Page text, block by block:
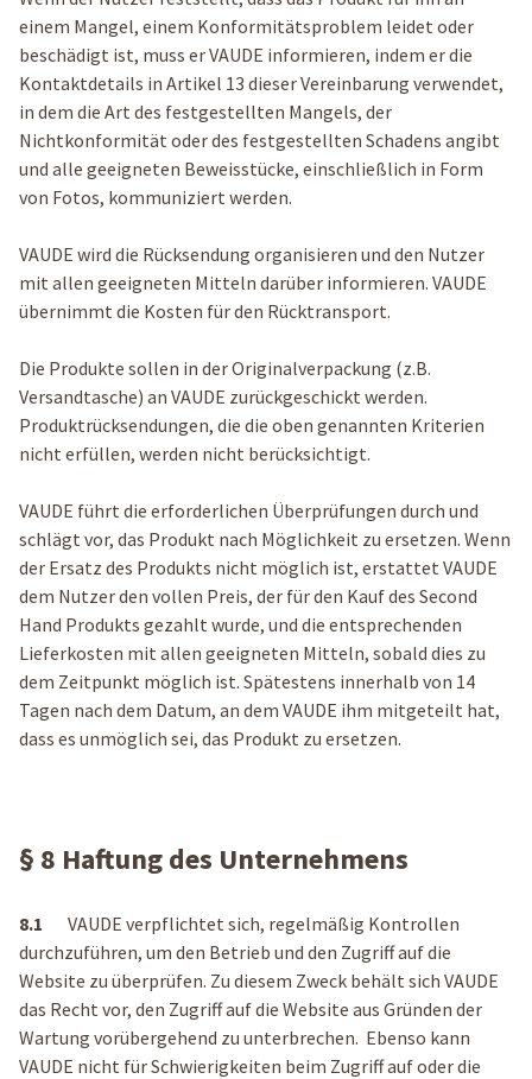
einem Mangel, einem Konformitätsproblem leidet oder
beschädigt ist, muss er VAUDE informieren, indem er die
Kontaktdetails in Artikel 13 dieser Vereinbarung verwendet,
in dem die Art des festgestellten Mangels, der
Nichtkonformität oder des festgestellten Schadens angibt
und alle geeigneten Beweisstücke, einschließlich in Form
von Fotos, kommuniziert werden.
VAUDE wird die Rücksendung organisieren und den Nutzer
mit allen geeigneten Mitteln darüber informieren. VAUDE
übernimmt die Kosten für den Rücktransport.
Die Produkte sollen in der Originalverpackung (z.B.
Versandtasche) an VAUDE zurückgeschickt werden.
Produktrücksendungen, die die oben genannten Kriterien
nicht erfüllen, werden nicht berücksichtigt.
VAUDE führt die erforderlichen Überprüfungen durch und
schlägt vor, das Produkt nach Möglichkeit zu ersetzen. Wenn
der Ersatz des Produkts nicht möglich ist, erstattet VAUDE
dem Nutzer den vollen Preis, der für den Kauf des Second
Hand Produkts gezahlt wurde, und die entsprechenden
Lieferkosten mit allen geeigneten Mitteln, sobald dies zu
dem Zeitpunkt möglich ist. Spätestens innerhalb von 14
Tagen nach dem Datum, an dem VAUDE ihm mitgeteilt hat,
dass es unmöglich sei, das Produkt zu ersetzen.
§ 8 Haftung des Unternehmens
8.1 VAUDE verpflichtet sich, regelmäßig Kontrollen
durchzuführen, um den Betrieb und den Zugriff auf die
Website zu überprüfen. Zu diesem Zweck behält sich VAUDE
das Recht vor, den Zugriff auf die Website aus Gründen der
Wartung vorübergehend zu unterbrechen. Ebenso kann
VAUDE nicht für Schwierigkeiten beim Zugriff auf oder die